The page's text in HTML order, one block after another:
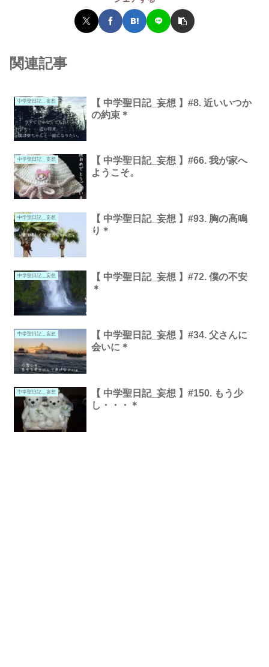
関連記事
中学聖日記＿妄想
【 中学聖日記_妄想 】#8. 近いいつか
の約束＊
中学聖日記＿妄想
【 中学聖日記_妄想 】#66. 我が家へ
ようこそ。
中学聖日記＿妄想
【 中学聖日記_妄想 】#93. 胸の高鳴
り＊
中学聖日記＿妄想
【 中学聖日記_妄想 】#72. 僕の不安
＊
中学聖日記＿妄想
【 中学聖日記_妄想 】#34. 父さんに
会いに＊
中学聖日記＿妄想
【 中学聖日記_妄想 】#150. もう少
し・・・＊